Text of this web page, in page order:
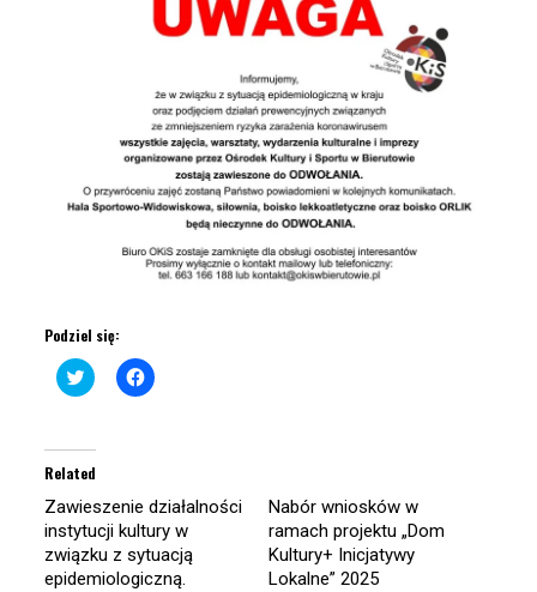
Podziel się:
Click
to
(Opens
in
new
window)
Click
to
window)
Related
Zawieszenie działalności
instytucji kultury w
związku z sytuacją
epidemiologiczną.
Nabór wniosków w
ramach projektu „Dom
Kultury+ Inicjatywy
Lokalne” 2025